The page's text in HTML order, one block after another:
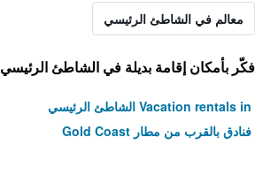
معالم في الشاطئ الرئيسي
فكّر بأمكان إقامة بديلة في الشاطئ الرئيسي
Vacation rentals in الشاطئ الرئيسي
فنادق بالقرب من مطار Gold Coast